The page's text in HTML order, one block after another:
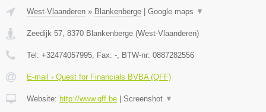
West-Vlaanderen » Blankenberge Google maps ▼
Zeedijk 57, 8370 Blankenberge (West-Vlaanderen)
Tel: +32474057995, Fax: -, BTW-nr: 0887282556
E-mail › Quest for Financials BVBA (QFF)
Website: http://www.qff.be Screenshot ▼